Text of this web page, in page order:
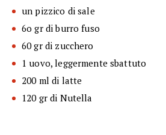
un pizzico di sale
6o gr di burro fuso
60 gr di zucchero
1 uovo, leggermente sbattuto
200 ml di latte
120 gr di Nutella